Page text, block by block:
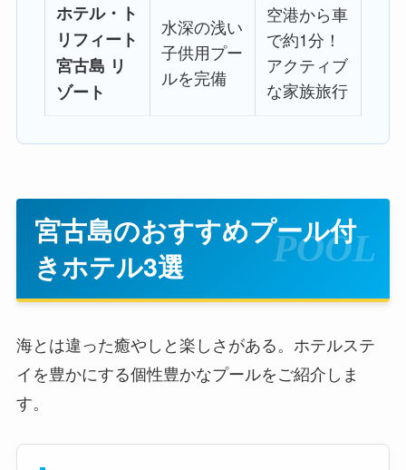
ホテル・ト
リフィート
宮古島 リ
ゾート
水深の浅い
子供用プー
ルを完備
空港から車
で約1分！
アクティブ
な家族旅行
宮古島のおすすめプール付
きホテル3選
海とは違った癒やしと楽しさがある。ホテルステ
イを豊かにする個性豊かなプールをご紹介しま
す。